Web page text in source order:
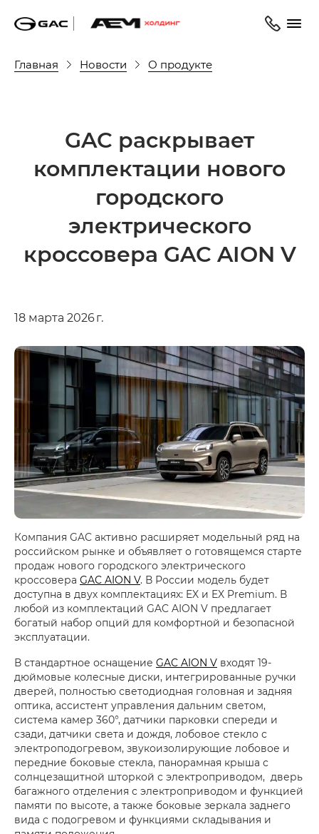
Главная Новости О продукте
GAC раскрывает
комплектации нового
городского
электрического
кроссовера GAC AION V
18 марта 2026 г.
Компания GAC активно расширяет модельный ряд на
российском рынке и объявляет о готовящемся старте
продаж нового городского электрического
кроссовера GAC AION V. В России модель будет
доступна в двух комплектациях: EX и EX Premium. В
любой из комплектаций GAC AION V предлагает
богатый набор опций для комфортной и безопасной
эксплуатации.
В стандартное оснащение GAC AION V входят 19-
дюймовые колесные диски, интегрированные ручки
дверей, полностью светодиодная головная и задняя
оптика, ассистент управления дальним светом,
система камер 360°, датчики парковки спереди и
сзади, датчики света и дождя, лобовое стекло с
электроподогревом, звукоизолирующие лобовое и
передние боковые стекла, панорамная крыша с
солнцезащитной шторкой с электроприводом, дверь
багажного отделения с электроприводом и функцией
памяти по высоте, а также боковые зеркала заднего
вида с подогревом и функциями складывания и